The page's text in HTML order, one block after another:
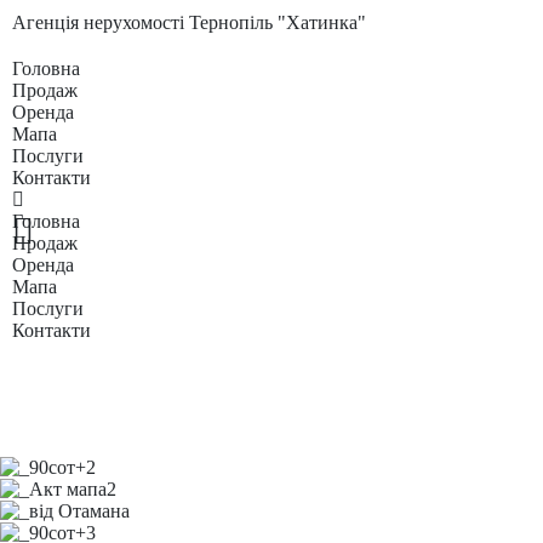
Агенція нерухомості Тернопіль "Хатинка"
Головна
Продаж
Оренда
Мапа
Послуги
Контакти
Головна
Продаж
Оренда
Мапа
Послуги
Контакти